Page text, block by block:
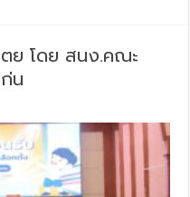
ตย โดย สนง.คณะ
น